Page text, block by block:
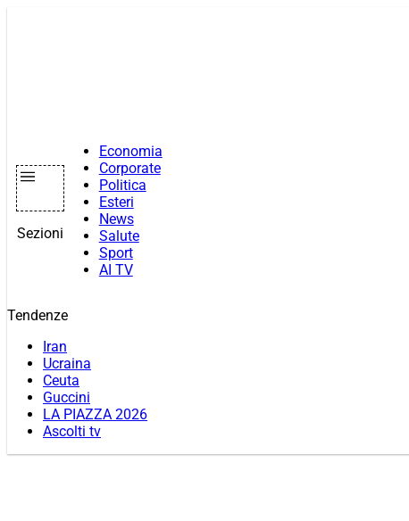
Sezioni
Economia
Corporate
Politica
Esteri
News
Salute
Sport
AI TV
Tendenze
Iran
Ucraina
Ceuta
Guccini
LA PIAZZA 2026
Ascolti tv